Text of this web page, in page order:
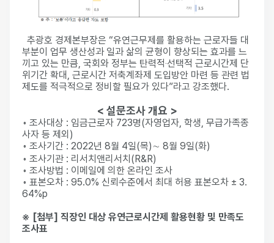
추광호 경제본부장은 “유연근무제를 활용하는 근로자들 대
부분이 업무 생산성과 일과 삶의 균형이 향상되는 효과를 느
끼고 있는 만큼, 국회와 정부는 탄력적‧선택적 근로시간제 단
위기간 확대, 근로시간 저축계좌제 도입방안 마련 등 관련 법
제도를 적극적으로 정비할 필요가 있다”라고 강조했다.
< 설문조사 개요 >
◦ 조사대상 : 임금근로자 723명(자영업자, 학생, 무급가족종
사자 등 제외)
◦ 조사기간 : 2022년 8월 4일(목)∼ 8월 9일(화)
◦ 조사기관 : 리서치앤리서치(R&R)
◦ 조사방법 : 이메일에 의한 온라인 조사
◦ 표본오차 : 95.0% 신뢰수준에서 최대 허용 표본오차 ± 3.
64%p
※ [첨부] 직장인 대상 유연근로시간제 활용현황 및 만족도
조사표